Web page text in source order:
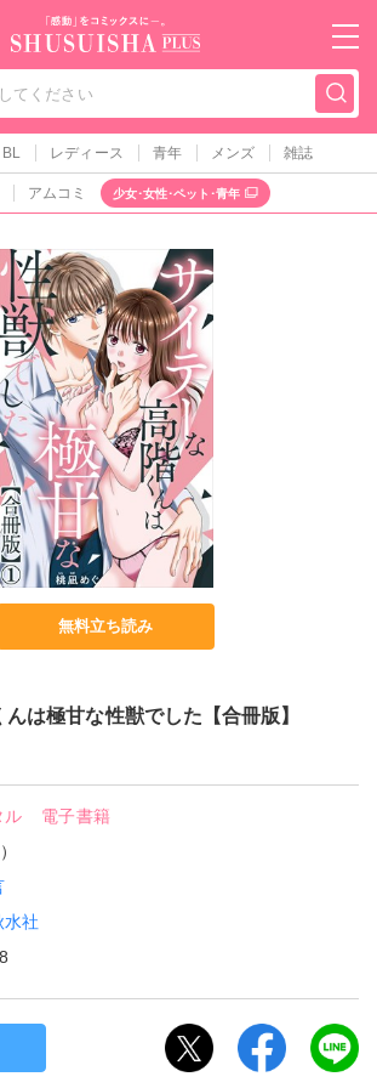
秋水社PLUS（テ
BL レディース 青年 メンズ 雑誌
アムコミ 少女･女性･ペット･青年
無料立ち読み
は極甘な性獣でした【合冊版】
ル
電子書籍
水社